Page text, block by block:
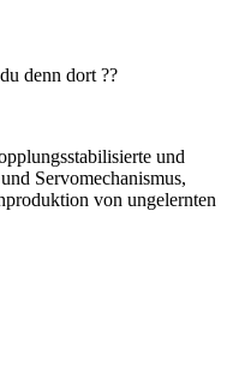
denn dort ??
und
Servomechanismus,
von ungelernten